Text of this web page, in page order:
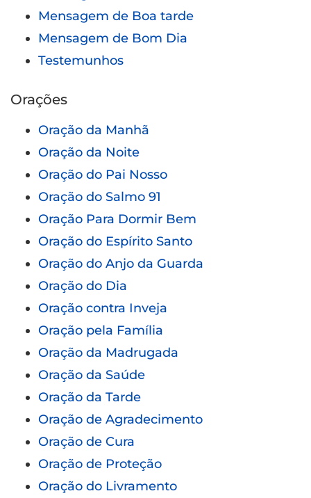
Mensagem de Boa tarde
Mensagem de Bom Dia
Testemunhos
Orações
Oração da Manhã
Oração da Noite
Oração do Pai Nosso
Oração do Salmo 91
Oração Para Dormir Bem
Oração do Espírito Santo
Oração do Anjo da Guarda
Oração do Dia
Oração contra Inveja
Oração pela Família
Oração da Madrugada
Oração da Saúde
Oração da Tarde
Oração de Agradecimento
Oração de Cura
Oração de Proteção
Oração do Livramento